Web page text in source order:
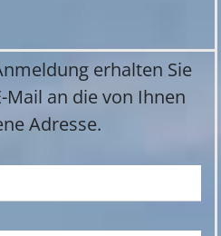
erhalten Sie
Mail an die von Ihnen
Adresse.